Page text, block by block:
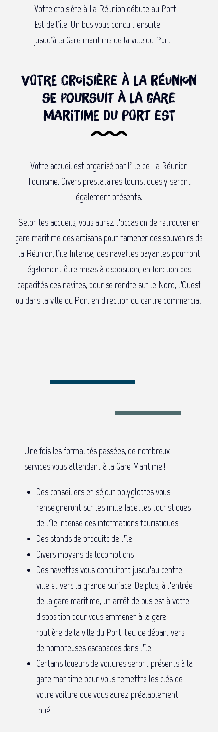
Votre croisière à La Réunion débute au Port
Est de l’île. Un bus vous conduit ensuite
jusqu’à la Gare maritime de la ville du Port
Votre croisière à La Réunion
se poursuit à la Gare
Maritime du Port Est
Votre accueil est organisé par l’Ile de La Réunion
Tourisme. Divers prestataires touristiques y seront
également présents.
Selon les accueils, vous aurez l’occasion de retrouver en
gare maritime des artisans pour ramener des souvenirs de
la Réunion, l’île Intense, des navettes payantes pourront
également être mises à disposition, en fonction des
capacités des navires, pour se rendre sur le Nord, l’Ouest
ou dans la ville du Port en direction du centre commercial
Une fois les formalités passées, de nombreux
services vous attendent à la Gare Maritime !
Des conseillers en séjour polyglottes vous
renseigneront sur les mille facettes touristiques
de l’île intense des informations touristiques
Des stands de produits de l’île
Divers moyens de locomotions
Des navettes vous conduiront jusqu’au centre-
ville et vers la grande surface. De plus, à l’entrée
de la gare maritime, un arrêt de bus est à votre
disposition pour vous emmener à la gare
routière de la ville du Port, lieu de départ vers
de nombreuses escapades dans l’île.
Certains loueurs de voitures seront présents à la
gare maritime pour vous remettre les clés de
votre voiture que vous aurez préalablement
loué.